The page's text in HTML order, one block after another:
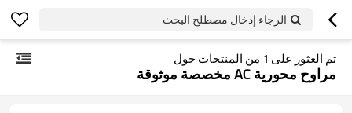
الرجاء إدخال مصطلح البحث
تم العثور على 1 من المنتجات حول
مراوح محورية AC مخصصة موثوقة